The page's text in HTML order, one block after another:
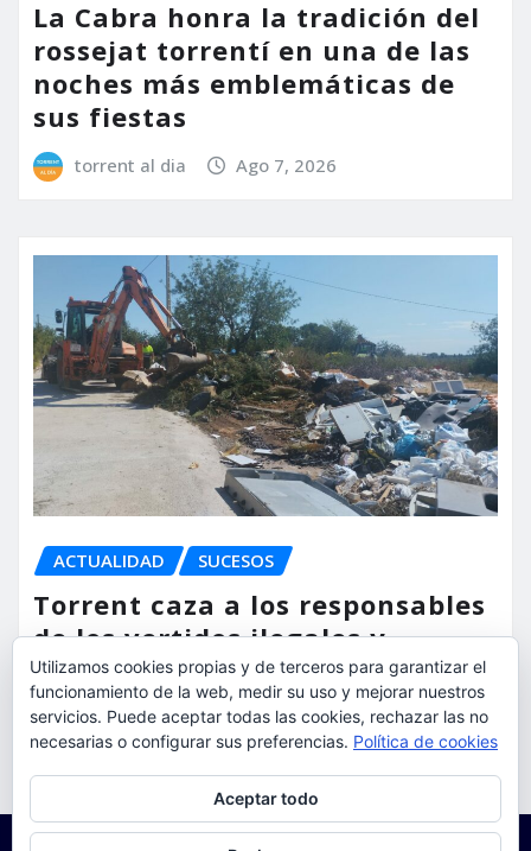
La Cabra honra la tradición del
rossejat torrentí en una de las
noches más emblemáticas de
sus fiestas
torrent al dia Ago 7, 2026
ACTUALIDAD SUCESOS
Torrent caza a los responsables
de los vertidos ilegales y
endurece las sanciones
torrent al dia Ago 7, 2026
Utilizamos cookies propias y de terceros para garantizar el
funcionamiento de la web, medir su uso y mejorar nuestros
servicios. Puede aceptar todas las cookies, rechazar las no
necesarias o configurar sus preferencias. Política de cookies
Aceptar todo